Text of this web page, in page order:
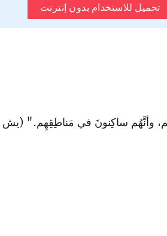
تحميل للاستخدام بدون إنترنت
وأنَّهُم ساكِنونَ في مَناطِقِهِم." (يش 9: 16).